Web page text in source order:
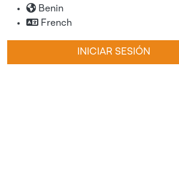
Benin
French
INICIAR SESIÓN